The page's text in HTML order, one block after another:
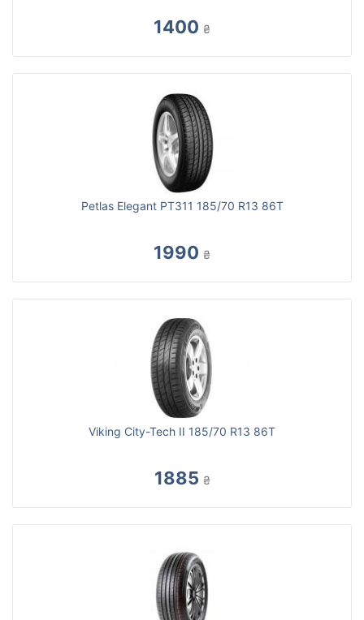
1400 ₴
Petlas Elegant PT311 185/70 R13 86T
1990 ₴
Viking City-Tech II 185/70 R13 86T
1885 ₴